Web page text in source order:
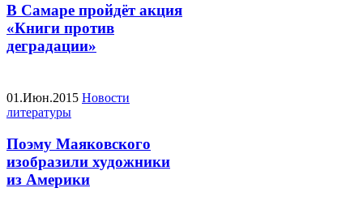
В Самаре пройдёт акция
«Книги против
деградации»
01.Июн.2015 Новости
литературы
Поэму Маяковского
изобразили художники
из Америки